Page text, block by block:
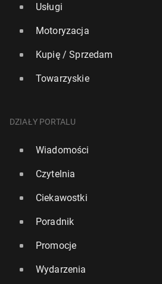
Usługi
Motoryzacja
Kupię / Sprzedam
Towarzyskie
DZIAŁY PORTALU
Wiadomości
Czytelnia
Ciekawostki
Poradnik
Promocje
Wydarzenia